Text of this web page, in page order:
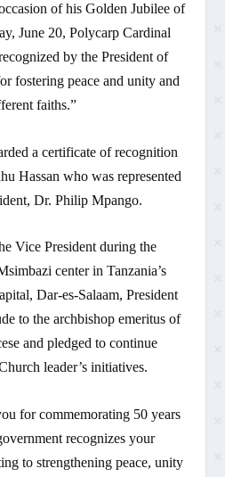
of his Golden Jubilee of
June 20, Polycarp Cardinal
by the President of
fostering peace and unity and
faiths.”
a certificate of recognition
Hassan who was represented
Dr. Philip Mpango.
Vice President during the
center in Tanzania’s
Dar-es-Salaam, President
to the archbishop emeritus of
and pledged to continue
leader’s initiatives.
for commemorating 50 years
recognizes your
to strengthening peace, unity